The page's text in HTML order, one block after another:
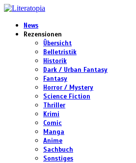
News
Rezensionen
Übersicht
Belletristik
Historik
Dark / Urban Fantasy
Fantasy
Horror / Mystery
Science Fiction
Thriller
Krimi
Comic
Manga
Anime
Sachbuch
Sonstiges